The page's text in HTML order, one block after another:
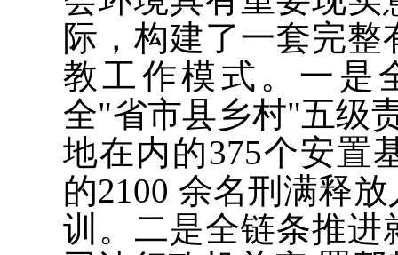
际，构建了一套完
教工作模式。一是
全"省市县乡村"五级
地在内的375个安置
的2100 余名刑满释
训。二是全链条推进